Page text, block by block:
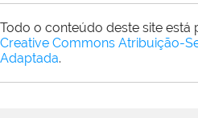
Todo o conteúdo deste site está
Creative Commons Atribuição-
Adaptada.